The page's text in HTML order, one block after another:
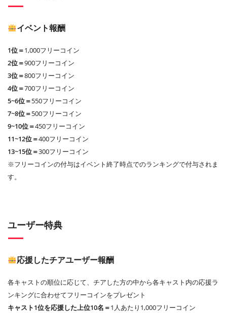
イベント報酬
1位＝1,000フリーコイン
2位＝900フリーコイン
3位＝800フリーコイン
4位＝700フリーコイン
5~6位＝550フリーコイン
7~8位＝500フリーコイン
9~10位＝450フリーコイン
11~12位＝400フリーコイン
13~15位＝300フリーコイン
※フリーコインの付与はイベント終了時点でのランキングで付与されま
す。
ユーザー特典
応援したチアユーザー報酬
各キャストの順位に応じて、チアした方の中から各キャスト内の応援ラ
ンキングに合わせてフリーコインをプレゼント
キャスト1位を応援した上位10名＝1人あたり1,000フリーコイン